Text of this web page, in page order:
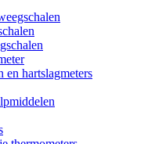
en hartslagmeters